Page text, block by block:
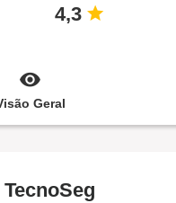
4,3
Geral